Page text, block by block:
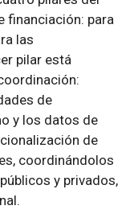
financiación: para
las
pilar está
de
y los datos de
de
coordinándolos
y privados,